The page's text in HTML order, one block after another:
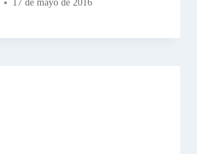
17 de mayo de 2016